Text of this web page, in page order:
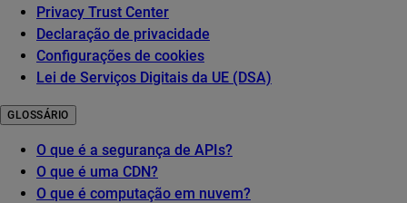
Privacy Trust Center
Declaração de privacidade
Configurações de cookies
Lei de Serviços Digitais da UE (DSA)
GLOSSÁRIO
O que é a segurança de APIs?
O que é uma CDN?
O que é computação em nuvem?